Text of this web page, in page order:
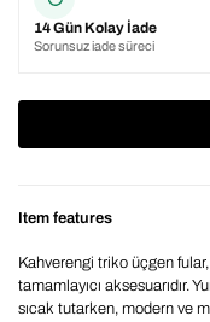
14 Gün Kolay İade
Sorunsuz iade süreci
Item features
Kahverengi triko üçgen
tamamlayıcı aksesuarıdır.
sıcak tutarken, modern ve